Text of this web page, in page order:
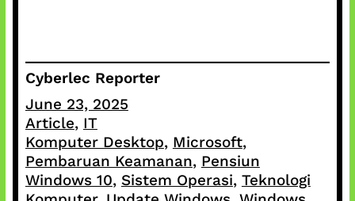
Cyberlec Reporter
June 23, 2025
Article, IT
Komputer Desktop, Microsoft ,
Pembaruan Keamanan, Pensiun
Windows 10, Sistem Operasi, Teknologi